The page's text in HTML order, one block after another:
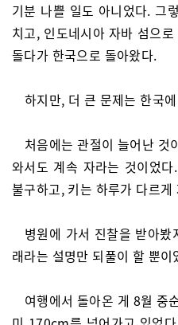
기분 나쁠 일도 아니었다. 그
치고, 인도네시아 자바 섬으
돌다가 한국으로 돌아왔다.
하지만, 더 큰 문제는 한국
처음에는 관절이 늘어난 것
와서도 계속 자라는 것이었
불구하고, 키는 하루가 다르게
병원에 가서 진찰을 받아
래라는 설명만 되풀이 할 뿐이
여행에서 돌아온 게 8월 중